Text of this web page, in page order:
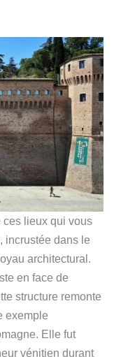
lieux qui vous
incrustée dans le
architectural.
en face de
structure remonte
exemple
Elle fut
vénitien durant